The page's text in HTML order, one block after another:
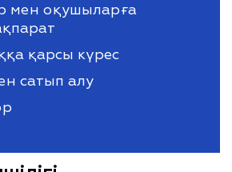
мен оқушыларға
қарсы күрес
сатып алу